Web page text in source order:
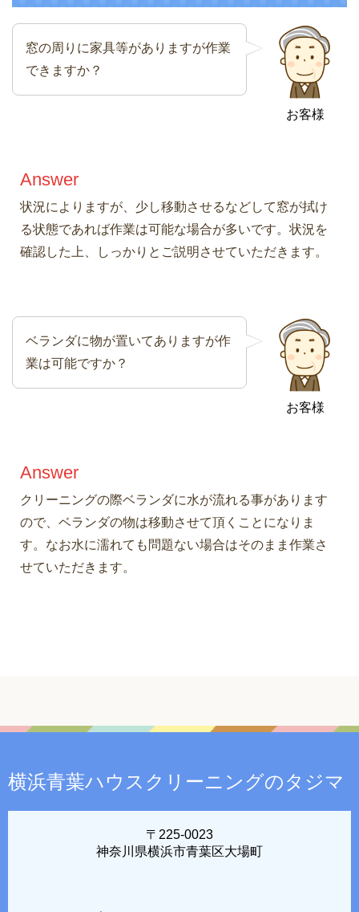
お客様
窓の周りに家具等がありますが作業
できますか？
Answer
状況によりますが、少し移動させるなどして窓が拭け
る状態であれば作業は可能な場合が多いです。状況を
確認した上、しっかりとご説明させていただきます。
お客様
ベランダに物が置いてありますが作
業は可能ですか？
Answer
クリーニングの際ベランダに水が流れる事があります
ので、ベランダの物は移動させて頂くことになりま
す。なお水に濡れても問題ない場合はそのまま作業さ
せていただきます。
横浜青葉ハウスクリーニングのタジマ
〒225-0023
神奈川県横浜市青葉区大場町